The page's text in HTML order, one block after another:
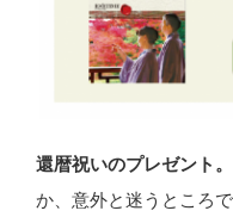
還暦祝いのプレゼント。
か、意外と迷うところで